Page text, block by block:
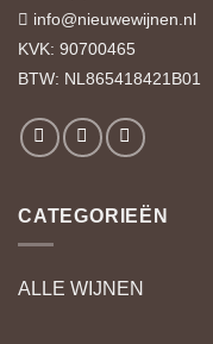
info@nieuwewijnen.nl
KVK: 90700465
BTW: NL865418421B01
CATEGORIEËN
ALLE WIJNEN